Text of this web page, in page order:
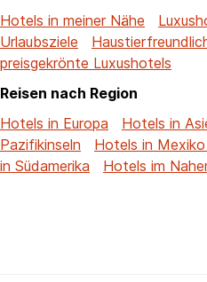
Hotels in meiner Nähe
Urlaubsziele
preisgekrönte Luxushotels
Reisen nach Region
Hotels in Europa
Hotels in
Pazifikinseln
Hotels in
in Südamerika
Hotels im